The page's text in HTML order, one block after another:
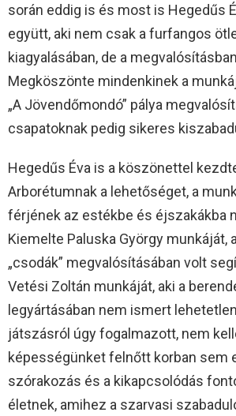
során eddig is és most is Hegedűs
együtt, aki nem csak a furfangos
kiagyalásában, de a
Megköszönte mindenkinek a
„A Jövendőmondó” pálya
csapatoknak pedig sikeres
Hegedűs Éva is a köszönettel
Arborétumnak a lehetőséget, a
férjének az estékbe és éjszakákba
Kiemelte Paluska György munkáját,
„csodák” megvalósításában volt
Vetési Zoltán munkáját, aki a
legyártásában nem ismert
játszásról úgy fogalmazott, nem
képességünket felnőtt korban sem
szórakozás és a kikapcsolódás
életnek, amihez a szarvasi